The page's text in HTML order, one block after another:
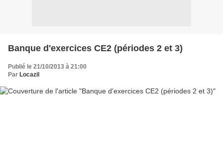
Banque d'exercices CE2 (périodes 2 et 3)
Publié le 21/10/2013 à 21:00
Par Locazil